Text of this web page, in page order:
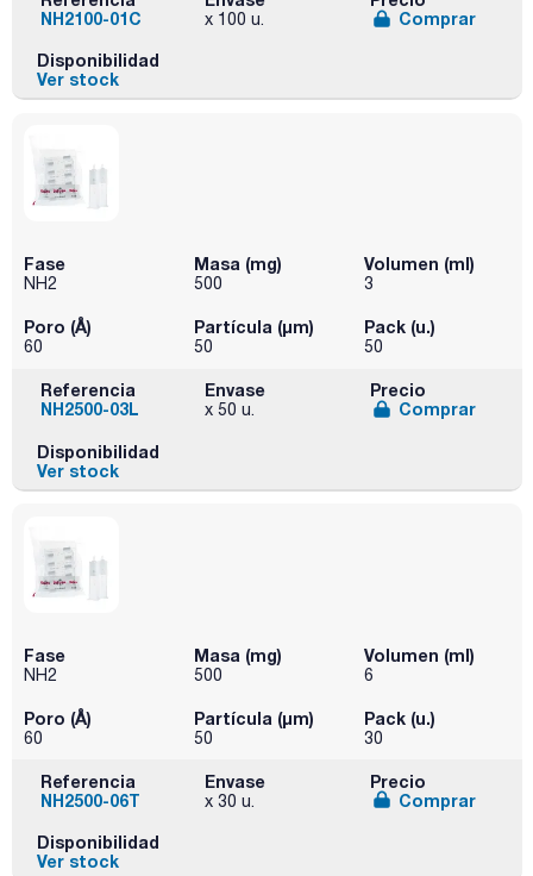
NH2100-01C
x 100 u.
Comprar
Disponibilidad
Ver stock
Fase
NH2
Masa (mg)
500
Volumen (ml)
3
Poro (Å)
60
Partícula (μm)
50
Pack (u.)
50
Referencia
NH2500-03L
Envase
x 50 u.
Precio
Comprar
Disponibilidad
Ver stock
Fase
NH2
Masa (mg)
500
Volumen (ml)
6
Poro (Å)
60
Partícula (μm)
50
Pack (u.)
30
Referencia
NH2500-06T
Envase
x 30 u.
Precio
Comprar
Disponibilidad
Ver stock